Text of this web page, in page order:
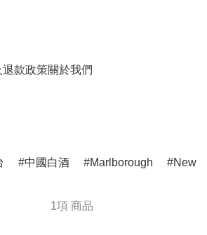
退款政策關於我們
中國白酒 Marlborough New
1項 商品